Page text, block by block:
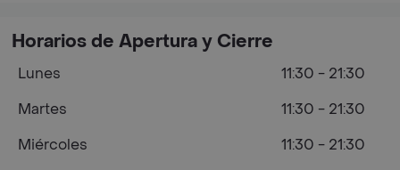
Horarios de Apertura y Cierre
Lunes
11:30 - 21:30
Martes
11:30 - 21:30
Miércoles
11:30 - 21:30